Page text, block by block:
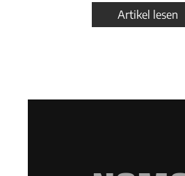
Artikel lesen